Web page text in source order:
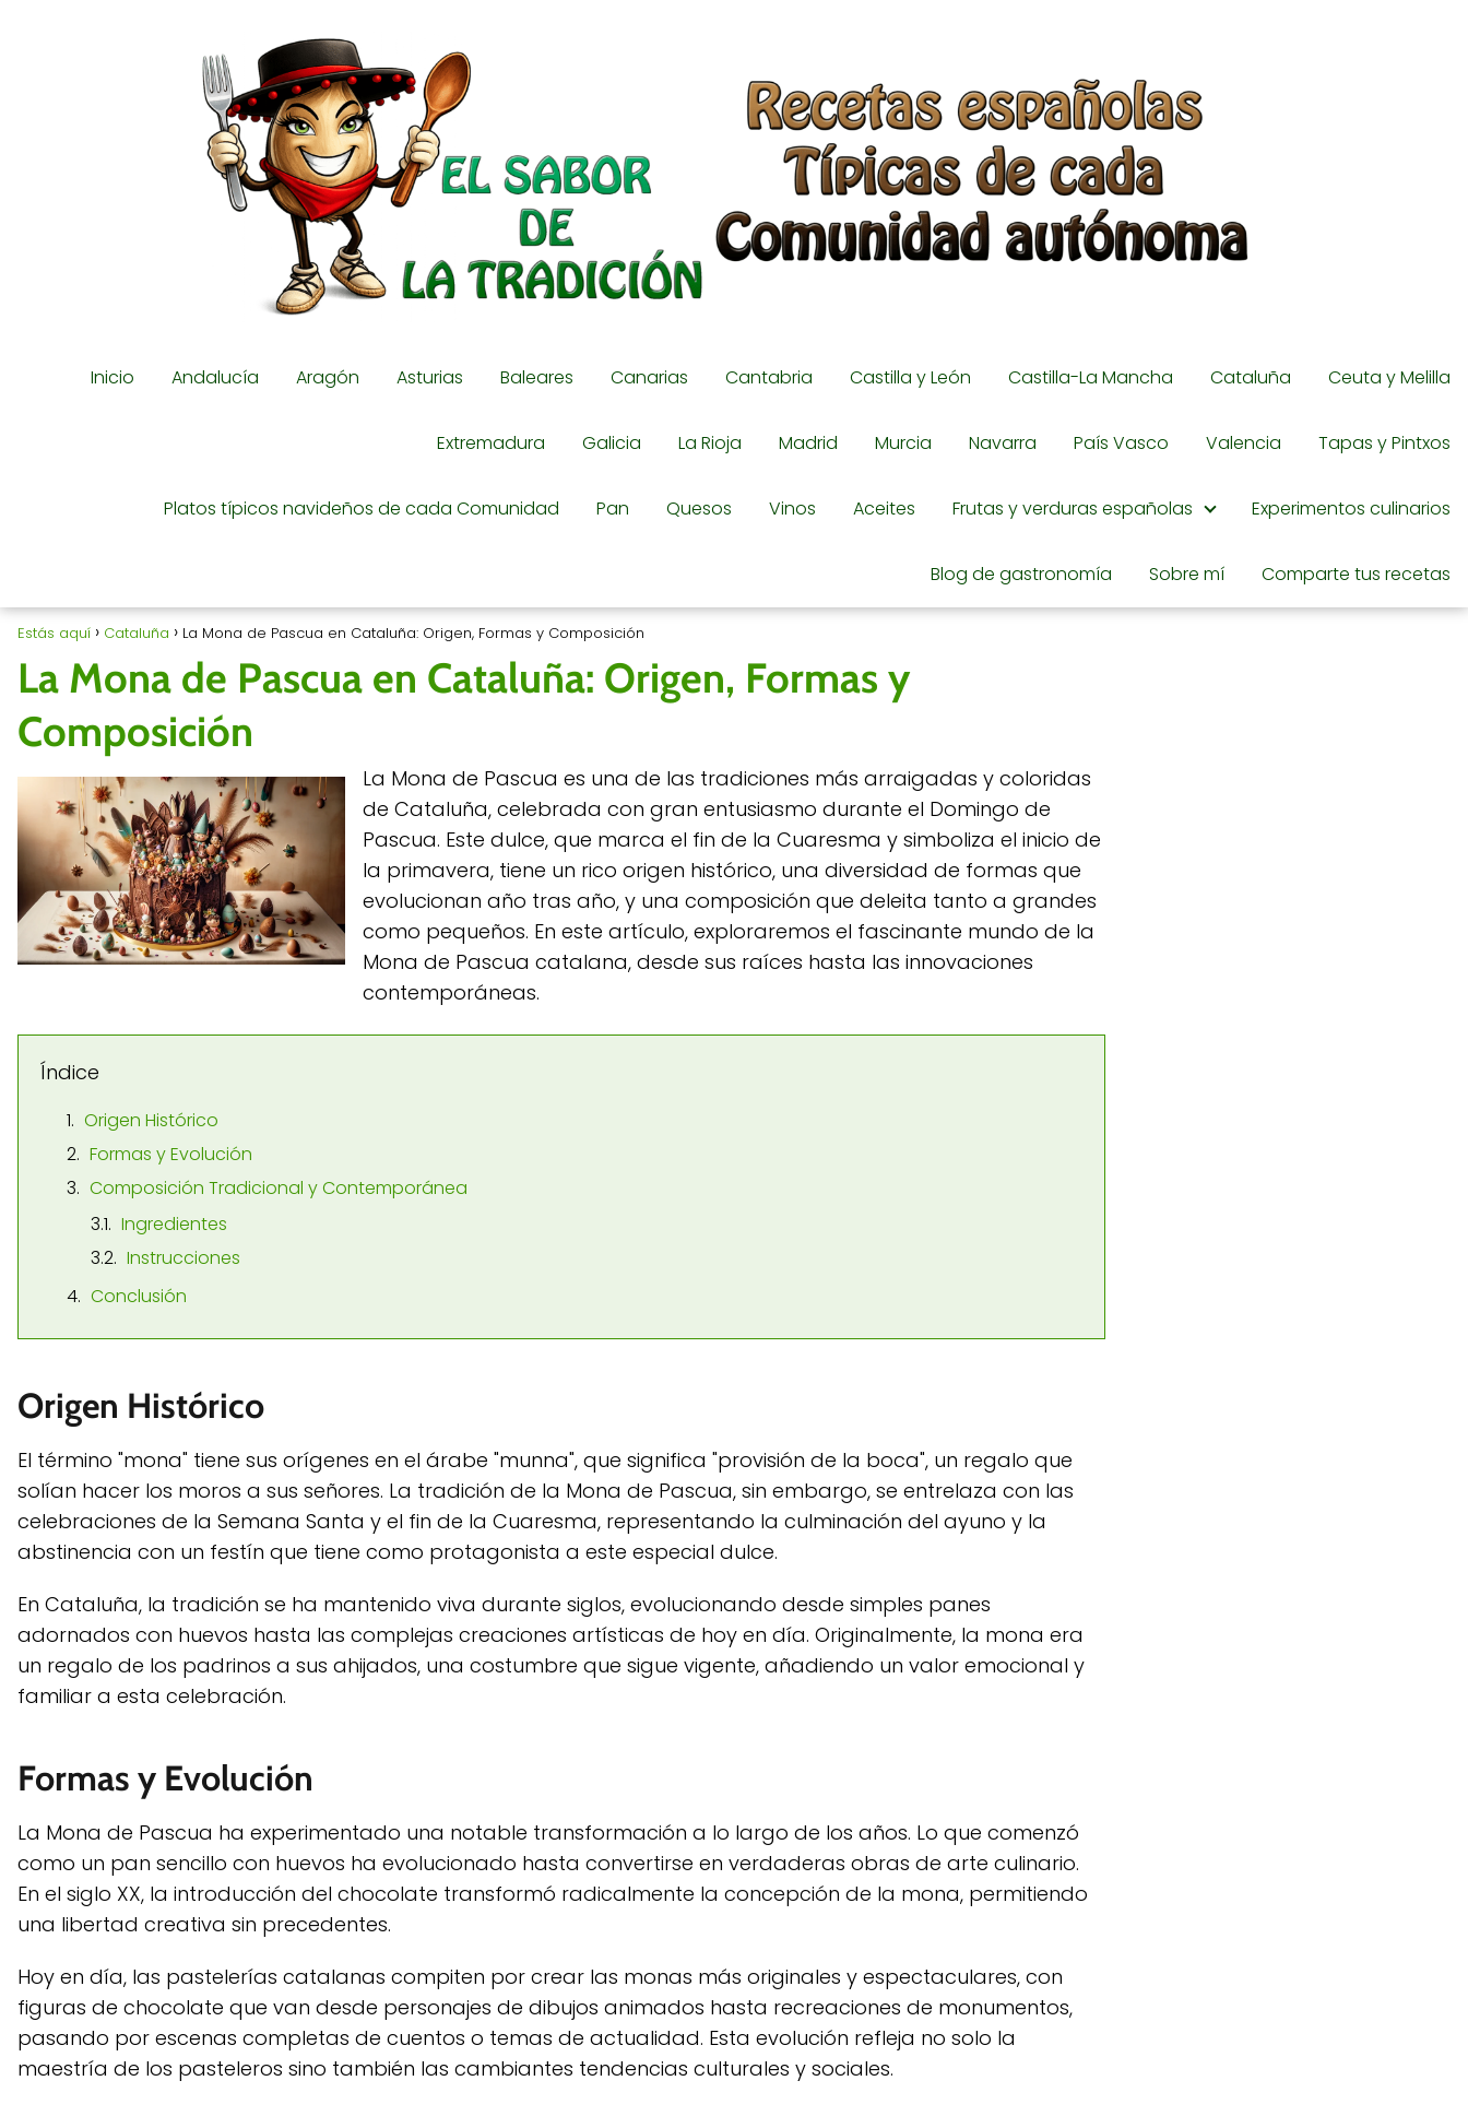
Inicio Andalucía Aragón Asturias Baleares Canarias Cantabria Castilla y León Castilla-La Mancha Cataluña Ceuta y Melilla
Extremadura Galicia La Rioja Madrid Murcia Navarra País Vasco Valencia Tapas y Pintxos
Platos típicos navideños de cada Comunidad Pan Quesos Vinos Aceites Frutas y verduras españolas Experimentos culinarios
Blog de gastronomía Sobre mí Comparte tus recetas
Estás aquí Cataluña La Mona de Pascua en Cataluña: Origen, Formas y Composición
La Mona de Pascua en Cataluña: Origen, Formas y
Composición
La Mona de Pascua es una de las tradiciones más arraigadas y coloridas
de Cataluña, celebrada con gran entusiasmo durante el Domingo de
Pascua. Este dulce, que marca el fin de la Cuaresma y simboliza el inicio de
la primavera, tiene un rico origen histórico, una diversidad de formas que
evolucionan año tras año, y una composición que deleita tanto a grandes
como pequeños. En este artículo, exploraremos el fascinante mundo de la
Mona de Pascua catalana, desde sus raíces hasta las innovaciones
contemporáneas.
Índice
Origen Histórico
Formas y Evolución
Composición Tradicional y Contemporánea
Ingredientes
Instrucciones
Conclusión
Origen Histórico
El término "mona" tiene sus orígenes en el árabe "munna", que significa "provisión de la boca", un regalo que
solían hacer los moros a sus señores. La tradición de la Mona de Pascua, sin embargo, se entrelaza con las
celebraciones de la Semana Santa y el fin de la Cuaresma, representando la culminación del ayuno y la
abstinencia con un festín que tiene como protagonista a este especial dulce.
En Cataluña, la tradición se ha mantenido viva durante siglos, evolucionando desde simples panes
adornados con huevos hasta las complejas creaciones artísticas de hoy en día. Originalmente, la mona era
un regalo de los padrinos a sus ahijados, una costumbre que sigue vigente, añadiendo un valor emocional y
familiar a esta celebración.
Formas y Evolución
La Mona de Pascua ha experimentado una notable transformación a lo largo de los años. Lo que comenzó
como un pan sencillo con huevos ha evolucionado hasta convertirse en verdaderas obras de arte culinario.
En el siglo XX, la introducción del chocolate transformó radicalmente la concepción de la mona, permitiendo
una libertad creativa sin precedentes.
Hoy en día, las pastelerías catalanas compiten por crear las monas más originales y espectaculares, con
figuras de chocolate que van desde personajes de dibujos animados hasta recreaciones de monumentos,
pasando por escenas completas de cuentos o temas de actualidad. Esta evolución refleja no solo la
maestría de los pasteleros sino también las cambiantes tendencias culturales y sociales.